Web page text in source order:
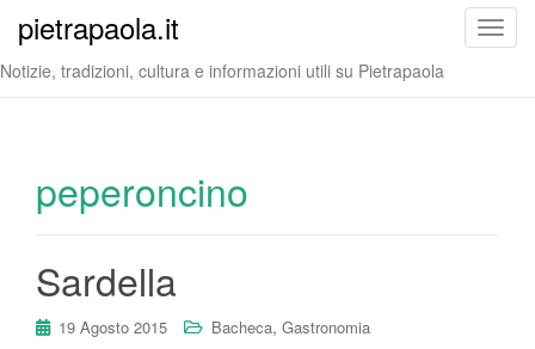
T
pietrapaola.it
Notizie, tradizioni, cultura e informazioni utili su Pietrapaola
peperoncino
Sardella
19 Agosto 2015 Bacheca, Gastronomia